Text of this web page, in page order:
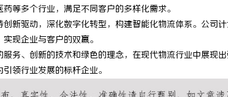
等多个行业，满足不同客户的多样化需求。
新驱动，深化数字化转型，构建智能化物流体系。公司
现企业与客户的双赢。
务、创新的技术和绿色的理念，在现代物流行业中展现
领行业发展的标杆企业。
河马影视：打造极致观影体验的在线视频平